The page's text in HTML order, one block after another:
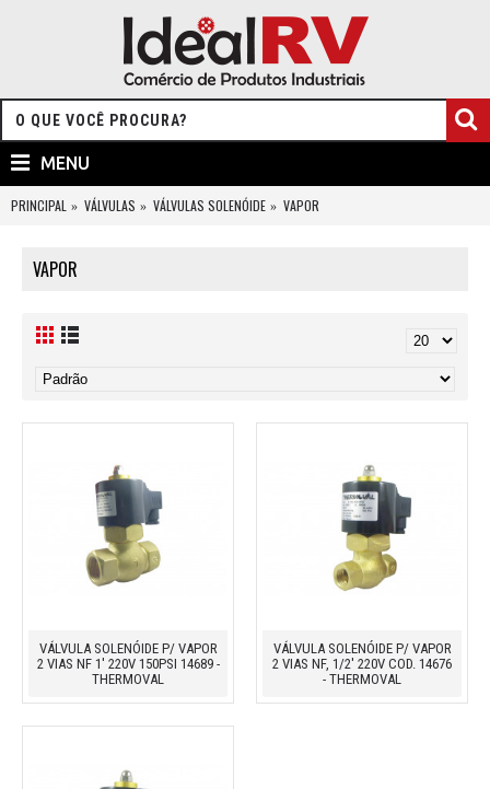
MENU
PRINCIPAL VÁLVULAS VÁLVULAS SOLENÓIDE VAPOR
VAPOR
VÁLVULA SOLENÓIDE P/ VAPOR
2 VIAS NF 1' 220V 150PSI 14689 -
THERMOVAL
VÁLVULA SOLENÓIDE P/ VAPOR
2 VIAS NF, 1/2' 220V COD. 14676
- THERMOVAL